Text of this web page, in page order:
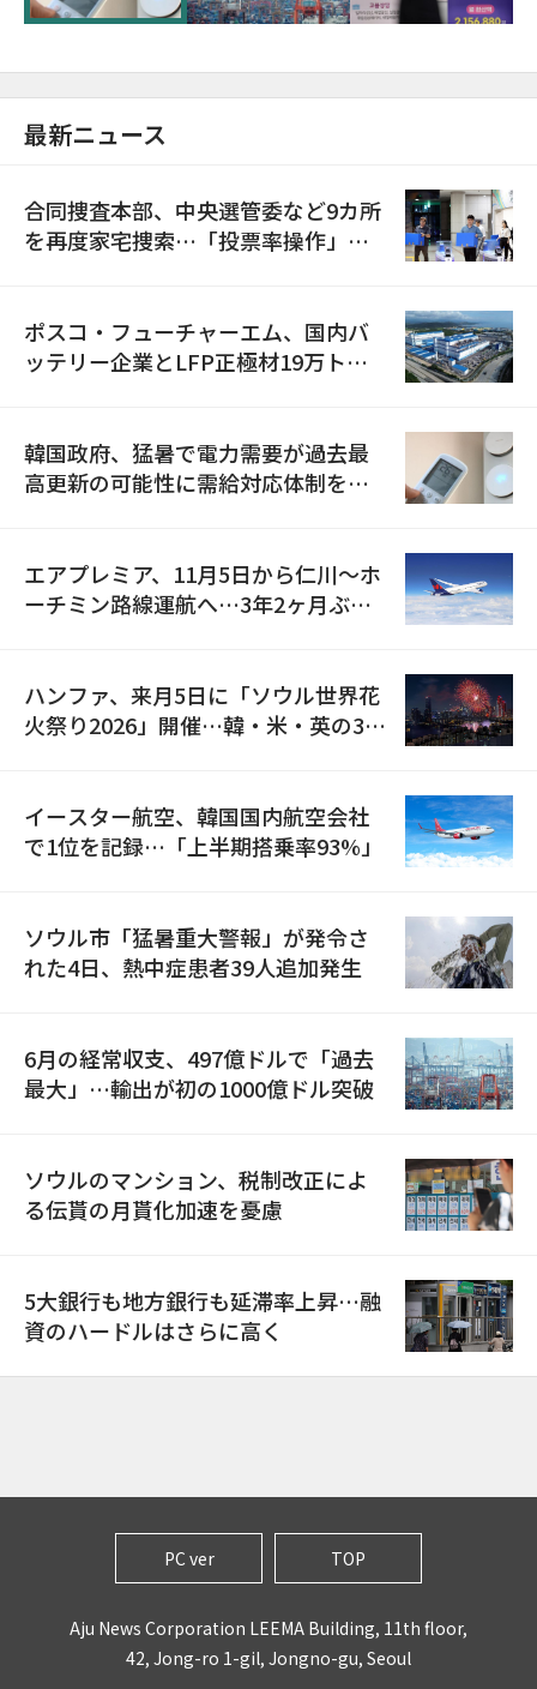
最新ニュース
合同捜査本部、中央選管委など9カ所
を再度家宅捜索…「投票率操作」の
ポスコ・フューチャーエム、国内バ
ッテリー企業とLFP正極材19万トン
韓国政府、猛暑で電力需要が過去最
高更新の可能性に需給対応体制を点
エアプレミア、11月5日から仁川〜ホ
ーチミン路線運航へ…3年2ヶ月ぶり
ハンファ、来月5日に「ソウル世界花
火祭り2026」開催…韓・米・英の3カ
イースター航空、韓国国内航空会社
で1位を記録…「上半期搭乗率93%」
ソウル市「猛暑重大警報」が発令さ
れた4日、熱中症患者39人追加発生
6月の経常収支、497億ドルで「過去
最大」…輸出が初の1000億ドル突破
ソウルのマンション、税制改正によ
る伝貰の月貰化加速を憂慮
5大銀行も地方銀行も延滞率上昇…融
資のハードルはさらに高く
PC ver TOP
Aju News Corporation LEEMA Building, 11th floor,
42, Jong-ro 1-gil, Jongno-gu, Seoul